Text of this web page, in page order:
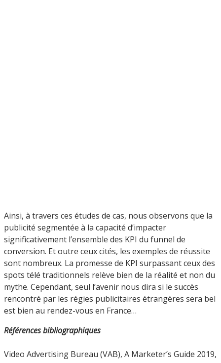
Ainsi, à travers ces études de cas, nous observons que la
publicité segmentée à la capacité d’impacter
significativement l’ensemble des KPI du funnel de
conversion. Et outre ceux cités, les exemples de réussite
sont nombreux. La promesse de KPI surpassant ceux des
spots télé traditionnels relève bien de la réalité et non du
mythe. Cependant, seul l’avenir nous dira si le succès
rencontré par les régies publicitaires étrangères sera bel
est bien au rendez-vous en France…
Références bibliographiques
Video Advertising Bureau (VAB), A Marketer’s Guide 2019,